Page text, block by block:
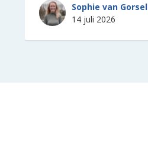
Sophie van Gorsel
14 juli 2026